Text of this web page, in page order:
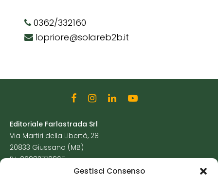
Gestisci Consenso
0362/332160
lopriore@solareb2b.it
Editoriale Farlastrada Srl
Via Martiri della Libertà, 28
20833 Giussano (MB)
P.I. 06982770965